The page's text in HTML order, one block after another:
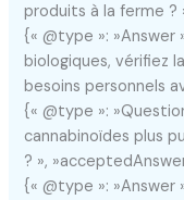
produits à la ferme ?
{« @type »: »Answer
biologiques, vérifiez
besoins personnels
{« @type »:
cannabinoïdes plus
? »,
{« @type »: »Answer